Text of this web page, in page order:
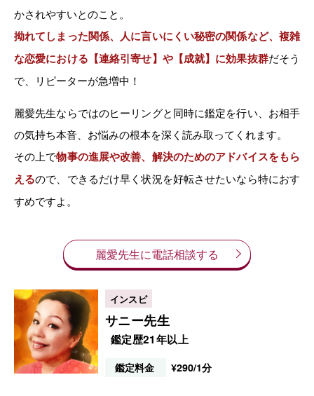
かされやすいとのこと。
拗れてしまった関係、人に言いにくい秘密の関係など、複雑
な恋愛における【連絡引寄せ】や【成就】に効果抜群だそう
で、リピーターが急増中！
麗愛先生ならではのヒーリングと同時に鑑定を行い、お相手
の気持ち本音、お悩みの根本を深く読み取ってくれます。
その上で物事の進展や改善、解決のためのアドバイスをもら
えるので、できるだけ早く状況を好転させたいなら特におす
すめですよ。
麗愛先生に電話相談する
サニー先生
鑑定歴21年以上
鑑定料金 ¥290/1分